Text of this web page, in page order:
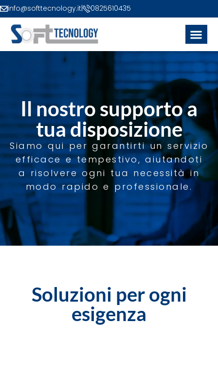
info@softtecnology.it 0825610435
Il nostro supporto a
tua disposizione
Siamo qui per garantirti un servizio
efficace e tempestivo, aiutandoti
a risolvere ogni tua necessità in
modo rapido e professionale.
Soluzioni per ogni
esigenza